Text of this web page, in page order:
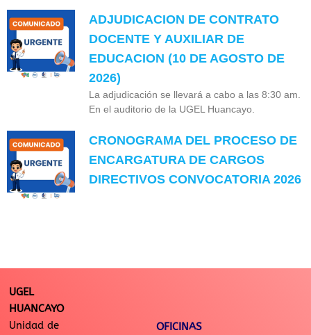
ADJUDICACION DE CONTRATO
DOCENTE Y AUXILIAR DE
EDUCACION (10 DE AGOSTO DE
2026)
La adjudicación se llevará a cabo a las 8:30 am.
En el auditorio de la UGEL Huancayo.
CRONOGRAMA DEL PROCESO DE
ENCARGATURA DE CARGOS
DIRECTIVOS CONVOCATORIA 2026
UGEL
HUANCAYO
Unidad de
OFICINAS